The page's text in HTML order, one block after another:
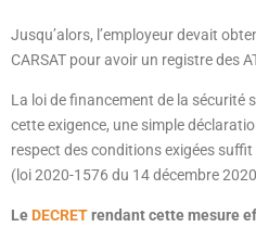
Jusqu’alors, l’employeur devait
CARSAT pour avoir un registre des
La loi de financement de la sécurité
cette exigence, une simple
respect des conditions exigées
(loi 2020-1576 du 14 décembre
Le DECRETrendant cette mesure